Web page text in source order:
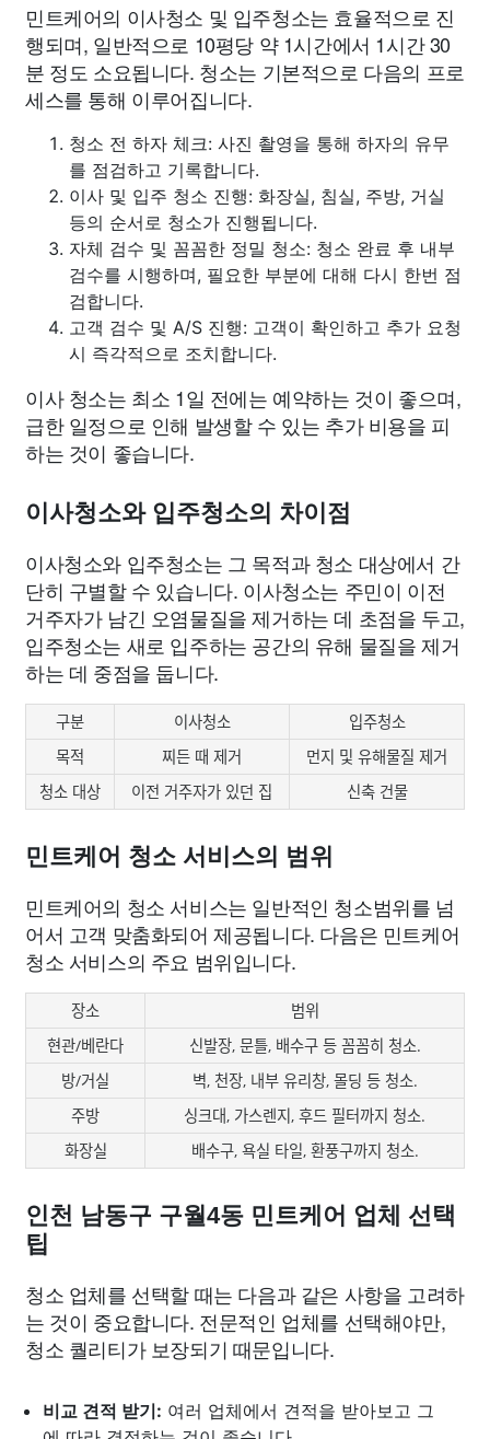
민트케어의 이사청소 및 입주청소는 효율적으로 진
행되며, 일반적으로 10평당 약 1시간에서 1시간 30
분 정도 소요됩니다. 청소는 기본적으로 다음의 프로
세스를 통해 이루어집니다.
청소 전 하자 체크: 사진 촬영을 통해 하자의 유무
를 점검하고 기록합니다.
이사 및 입주 청소 진행: 화장실, 침실, 주방, 거실
등의 순서로 청소가 진행됩니다.
자체 검수 및 꼼꼼한 정밀 청소: 청소 완료 후 내부
검수를 시행하며, 필요한 부분에 대해 다시 한번 점
검합니다.
고객 검수 및 A/S 진행: 고객이 확인하고 추가 요청
시 즉각적으로 조치합니다.
이사 청소는 최소 1일 전에는 예약하는 것이 좋으며,
급한 일정으로 인해 발생할 수 있는 추가 비용을 피
하는 것이 좋습니다.
이사청소와 입주청소의 차이점
이사청소와 입주청소는 그 목적과 청소 대상에서 간
단히 구별할 수 있습니다. 이사청소는 주민이 이전
거주자가 남긴 오염물질을 제거하는 데 초점을 두고,
입주청소는 새로 입주하는 공간의 유해 물질을 제거
하는 데 중점을 둡니다.
구분 이사청소
입주청소
목적
찌든 때 제거
먼지 및 유해물질 제거
청소 대상
이전 거주자가 있던 집 신축 건물
민트케어 청소 서비스의 범위
민트케어의 청소 서비스는 일반적인 청소범위를 넘
어서 고객 맞춤화되어 제공됩니다. 다음은 민트케어
청소 서비스의 주요 범위입니다.
장소
범위
현관/베란다
신발장, 문틀, 배수구 등 꼼꼼히 청소.
방/거실
벽, 천장, 내부 유리창, 몰딩 등 청소.
주방
싱크대, 가스렌지, 후드 필터까지 청소.
화장실
배수구, 욕실 타일, 환풍구까지 청소.
인천 남동구 구월4동 민트케어 업체 선택
팁
청소 업체를 선택할 때는 다음과 같은 사항을 고려하
는 것이 중요합니다. 전문적인 업체를 선택해야만,
청소 퀄리티가 보장되기 때문입니다.
비교 견적 받기: 여러 업체에서 견적을 받아보고 그